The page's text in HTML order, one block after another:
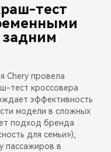
тест
Chery провела
тест кроссовера
эффективность
модели в сложных
подход бренда
для семьи»),
пассажиров в